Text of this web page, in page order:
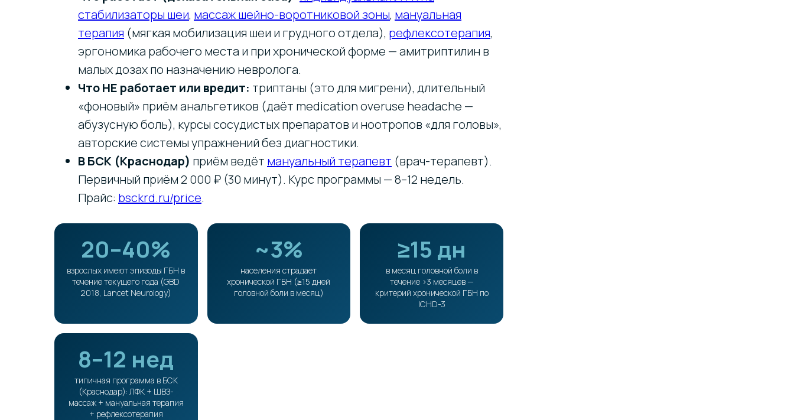
стабилизаторы шеи, массаж шейно-воротниковой зоны, мануальная
терапия (мягкая мобилизация шеи и грудного отдела), рефлексотерапия,
эргономика рабочего места и при хронической форме — амитриптилин в
малых дозах по назначению невролога.
Что НЕ работает или вредит: триптаны (это для мигрени), длительный
«фоновый» приём анальгетиков (даёт medication overuse headache —
абузусную боль), курсы сосудистых препаратов и ноотропов «для головы»,
авторские системы упражнений без диагностики.
В БСК (Краснодар) приём ведёт мануальный терапевт (врач-терапевт).
Первичный приём 2 000 ₽ (30 минут). Курс программы — 8–12 недель.
Прайс: bsckrd.ru/price.
20–40%
взрослых имеют эпизоды ГБН в
течение текущего года (GBD
2018, Lancet Neurology)
~3%
населения страдает
хронической ГБН (≥15 дней
головной боли в месяц)
≥15 дн
в месяц головной боли в
течение >3 месяцев —
критерий хронической ГБН по
ICHD-3
8–12 нед
типичная программа в БСК
(Краснодар): ЛФК + ШВЗ-
массаж + мануальная терапия
+ рефлексотерапия